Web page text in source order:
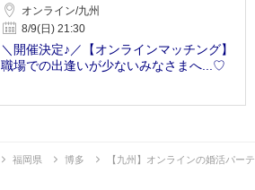
オンライン/九州
8/9(日) 21:30
＼開催決定♪／【オンラインマッチング】
職場での出逢いが少ないみなさまへ...♡
福岡県 博多 【九州】オンラインの婚活パー